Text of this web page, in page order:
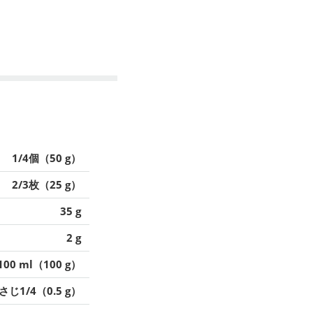
1/4個（50 g）
2/3枚（25 g）
35 g
2 g
ml（100 g）
じ1/4（0.5 g）